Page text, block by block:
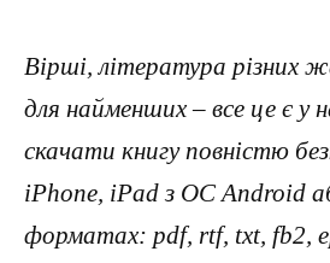
Вірші, література різних
для найменших – все це є
скачати книгу повністю
iPhone, iPad з ОС Android
форматах: pdf, rtf, txt, fb2,